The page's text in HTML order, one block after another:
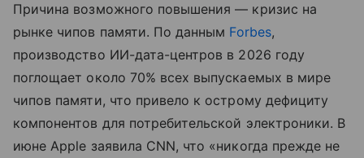
Причина возможного повышения — кризис на
рынке чипов памяти. По данным Forbes,
производство ИИ-дата-центров в 2026 году
поглощает около 70% всех выпускаемых в мире
чипов памяти, что привело к острому дефициту
компонентов для потребительской электроники. В
июне Apple заявила CNN, что «никогда прежде не